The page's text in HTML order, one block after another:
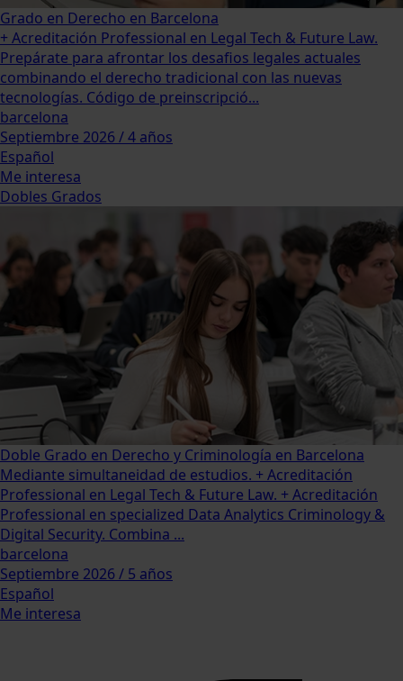
Grado en Derecho en Barcelona
+ Acreditación Professional en Legal Tech & Future Law.
Prepárate para afrontar los desafios legales actuales
combinando el derecho tradicional con las nuevas
tecnologías. Código de preinscripció...
barcelona
Septiembre 2026 / 4 años
Español
Me interesa
Dobles Grados
Doble Grado en Derecho y Criminología en Barcelona
Mediante simultaneidad de estudios. + Acreditación
Professional en Legal Tech & Future Law. + Acreditación
Professional en specialized Data Analytics Criminology &
Digital Security. Combina ...
barcelona
Septiembre 2026 / 5 años
Español
Me interesa